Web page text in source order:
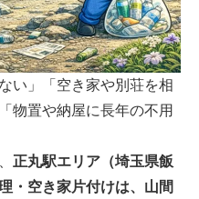
い」「空き家や別荘を相
物置や納屋に長年の不用
正丸駅エリア（埼玉県飯
・空き家片付けは、山間